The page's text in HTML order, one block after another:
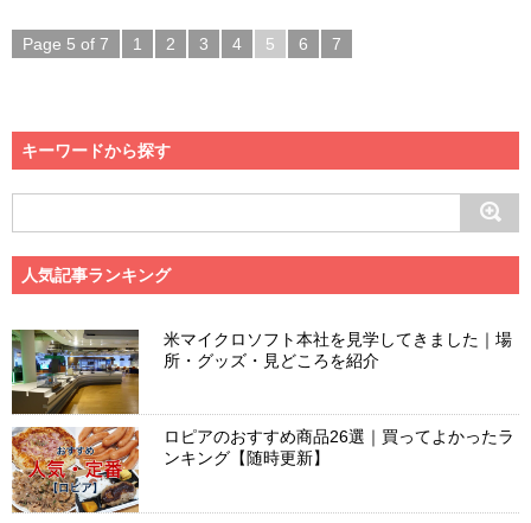
Page 5 of 7 1 2 3 4 5 6 7
キーワードから探す
人気記事ランキング
米マイクロソフト本社を見学してきました｜場
所・グッズ・見どころを紹介
ロピアのおすすめ商品26選｜買ってよかったラ
ンキング【随時更新】